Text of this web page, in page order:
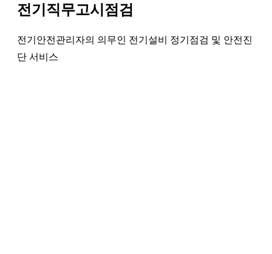
전기직무고시점검
전기안전관리자의 의무인 전기설비 정기점검 및 안전진
단 서비스